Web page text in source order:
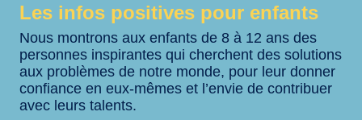
Les infos positives pour enfants
Nous montrons aux enfants de 8 à 12 ans des
personnes inspirantes qui cherchent des solutions
aux problèmes de notre monde, pour leur donner
confiance en eux-mêmes et l’envie de contribuer
avec leurs talents.